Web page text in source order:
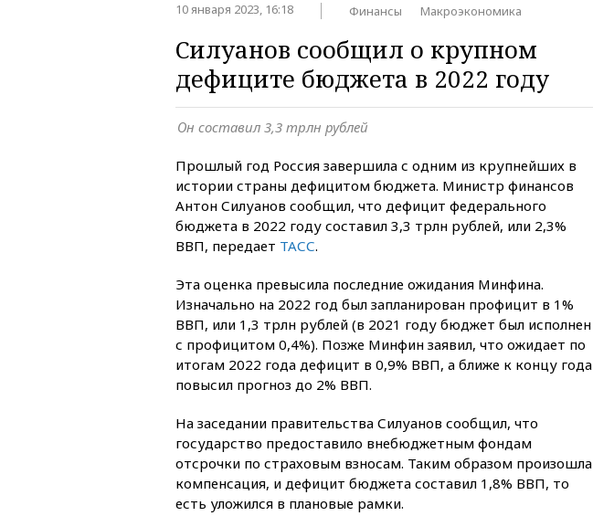
10 января 2023, 16:18 Финансы Макроэкономика
Силуанов сообщил о крупном
дефиците бюджета в 2022 году
Он составил 3,3 трлн рублей
Прошлый год Россия завершила с одним из крупнейших в
истории страны дефицитом бюджета. Министр финансов
Антон Силуанов сообщил, что дефицит федерального
бюджета в 2022 году составил 3,3 трлн рублей, или 2,3%
ВВП, передает ТАСС.
Эта оценка превысила последние ожидания Минфина.
Изначально на 2022 год был запланирован профицит в 1%
ВВП, или 1,3 трлн рублей (в 2021 году бюджет был исполнен
с профицитом 0,4%). Позже Минфин заявил, что ожидает по
итогам 2022 года дефицит в 0,9% ВВП, а ближе к концу года
повысил прогноз до 2% ВВП.
На заседании правительства Силуанов сообщил, что
государство предоставило внебюджетным фондам
отсрочки по страховым взносам. Таким образом произошла
компенсация, и дефицит бюджета составил 1,8% ВВП, то
есть уложился в плановые рамки.